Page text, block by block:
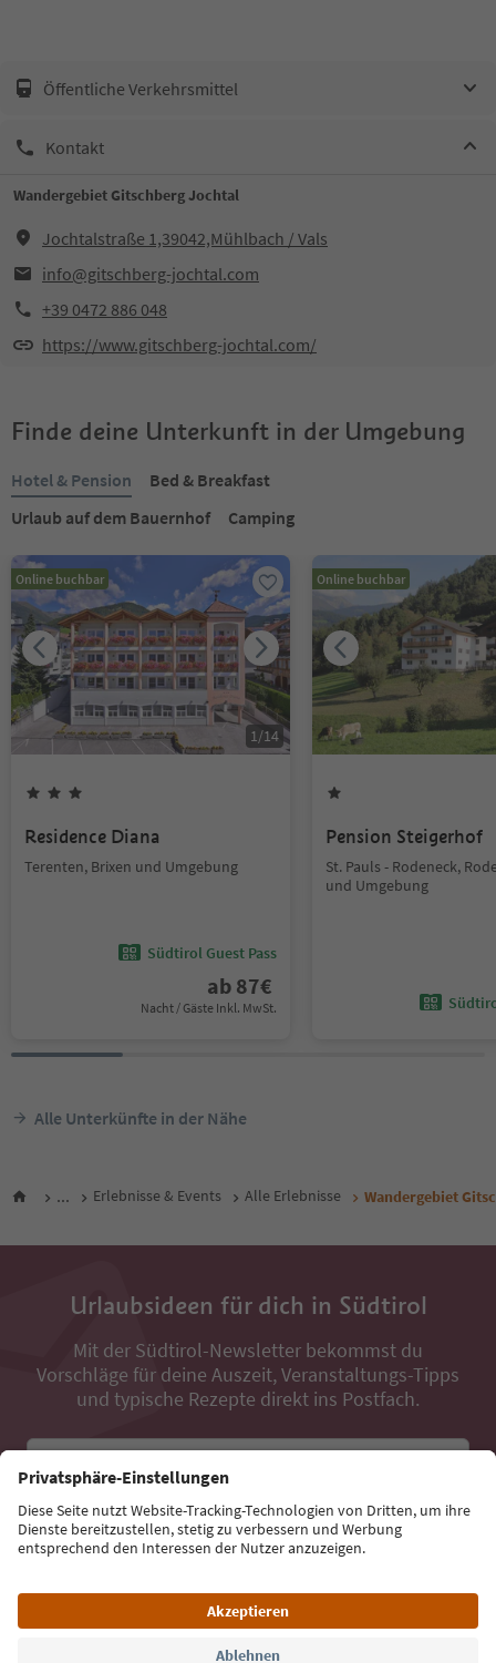
Öffentliche Verkehrsmittel
Kontakt
Wandergebiet Gitschberg Jochtal
Jochtalstraße 1,39042,Mühlbach / Vals
info@gitschberg-jochtal.com
+39 0472 886 048
https://www.gitschberg-jochtal.com/
Finde deine Unterkunft in der Umgebung
Hotel & Pension
Bed & Breakfast
Urlaub auf dem Bauernhof
Camping
Online buchbar
1/14
Residence Diana
Terenten, Brixen und Umgebung
Südtirol Guest Pass
ab 87€
Nacht / Gäste Inkl. MwSt.
Online buchbar
Pension Steigerhof
St. Pauls - Rodeneck,
und Umgebung
Alle Unterkünfte in der Nähe
... Erlebnisse & Events Alle Erlebnisse Wandergebiet
Urlaubsideen für dich in Südtirol
Mit der Südtirol-Newsletter bekommst du
Vorschläge für deine Auszeit, Veranstaltungs-Tipps
und typische Rezepte direkt ins Postfach.
Jetzt anmelden